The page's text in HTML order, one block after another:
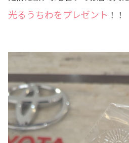
光るうちわをプレゼント ！！